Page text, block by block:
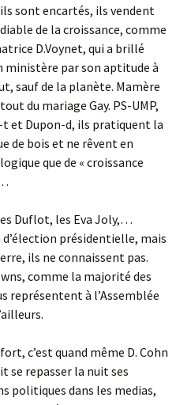
sont encartés, ils vendent
de la croissance, comme
D.Voynet, qui a brillé
ministère par son aptitude à
sauf de la planète. Mamère
du mariage Gay. PS-UMP,
t et Dupon-d, ils pratiquent la
de bois et ne rêvent en
que de « croissance
Duflot, les Eva Joly,…
présidentielle, mais
ils ne connaissent pas.
comme la majorité des
représentent à l’Assemblée
c’est quand même D. Cohn
se repasser la nuit ses
politiques dans les medias,